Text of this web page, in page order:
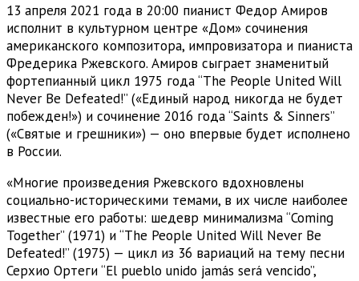
13 апреля 2021 года в 20:00 пианист Федор Амиров
исполнит в культурном центре «Дом» сочинения
американского композитора, импровизатора и пианиста
Фредерика Ржевского. Амиров сыграет знаменитый
фортепианный цикл 1975 года “The People United Will
Never Be Defeated!” («Единый народ никогда не будет
побежден!») и сочинение 2016 года “Saints & Sinners”
(«Святые и грешники») — оно впервые будет исполнено
в России.
«Многие произведения Ржевского вдохновлены
социально-историческими темами, в их числе наиболее
известные его работы: шедевр минимализма “Coming
Together” (1971) и “The People United Will Never Be
Defeated!” (1975) — цикл из 36 вариаций на тему песни
Серхио Ортеги “El pueblo unido jamás será vencido”,